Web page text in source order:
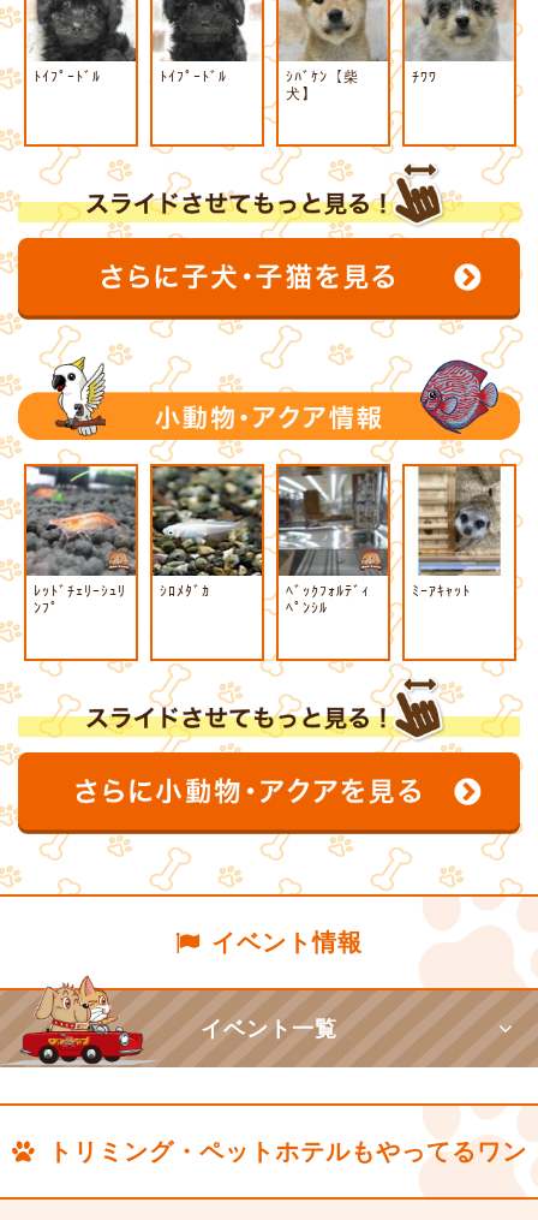
ﾄｲﾌﾟｰﾄﾞﾙ ﾄｲﾌﾟｰﾄﾞﾙ
ｼﾊﾞｹﾝ【柴
犬】
ﾁﾜﾜ
ﾚｯﾄﾞﾁｪﾘｰｼｭﾘ
ﾝﾌﾟ
ｼﾛﾒﾀﾞｶ
ﾍﾞｯｸﾌｫﾙﾃﾞｨ
ﾍﾟﾝｼﾙ
ﾐｰｱｷｬｯﾄ
イベント情報
イベント一覧
トリミング・ペットホテルもやってるワン